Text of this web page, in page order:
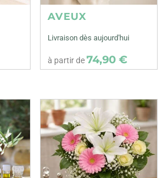
AVEUX
Livraison dès aujourd'hui
à partir de74,90 €